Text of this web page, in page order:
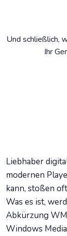
Und schließlich,
Ihr
Liebhaber
modernen
kann, stoßen
Was es ist,
Abkürzung
Windows